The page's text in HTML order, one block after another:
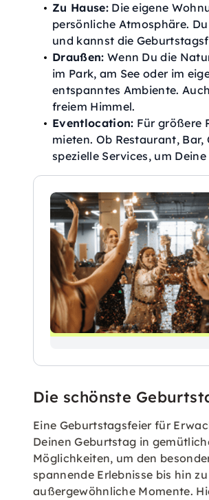
Zu Hause:Die eigene
persönliche Atmosphäre.
und kannst die
Draußen: Wenn Du die
im Park, am See oder im
entspanntes Ambiente.
freiem Himmel.
Eventlocation: Für größere
mieten. Ob Restaurant,
spezielle Services, um
Die schönste
Eine Geburtstagsfeier für
Deinen Geburtstag in
Möglichkeiten, um den
spannende Erlebnisse bis hin
außergewöhnliche Momente.